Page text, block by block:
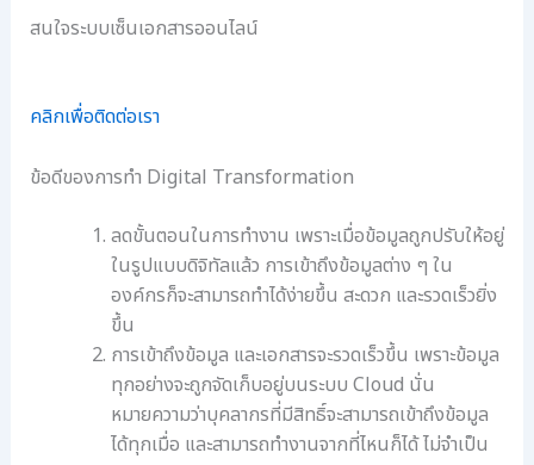
สนใจระบบเซ็นเอกสารออนไลน์
คลิกเพื่อติดต่อเรา
ข้อดีของการทำ Digital Transformation
ลดขั้นตอนในการทำงาน เพราะเมื่อข้อมูลถูกปรับให้อยู่
ในรูปแบบดิจิทัลแล้ว การเข้าถึงข้อมูลต่าง ๆ ใน
องค์กรก็จะสามารถทำได้ง่ายขึ้น สะดวก และรวดเร็วยิ่ง
ขึ้น
การเข้าถึงข้อมูล และเอกสารจะรวดเร็วขึ้น เพราะข้อมูล
ทุกอย่างจะถูกจัดเก็บอยู่บนระบบ Cloud นั่น
หมายความว่าบุคลากรที่มีสิทธิ์จะสามารถเข้าถึงข้อมูล
ได้ทุกเมื่อ และสามารถทำงานจากที่ไหนก็ได้ ไม่จำเป็น